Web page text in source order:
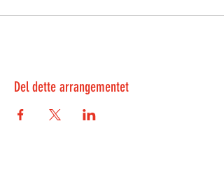
Del dette arrangementet